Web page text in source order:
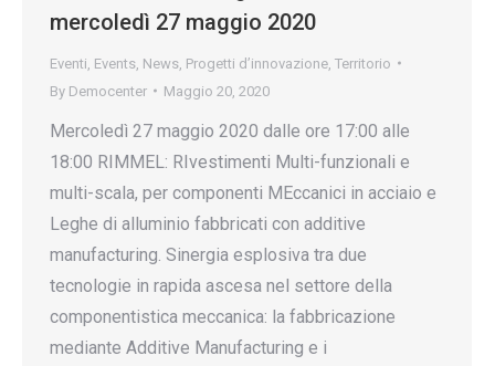
mercoledì 27 maggio 2020
Eventi Events News Progetti d’innovazione Territorio
By Democenter Maggio 20, 2020
Mercoledì 27 maggio 2020 dalle ore 17:00 alle
18:00 RIMMEL: RIvestimenti Multi-funzionali e
multi-scala, per componenti MEccanici in acciaio e
Leghe di alluminio fabbricati con additive
manufacturing. Sinergia esplosiva tra due
tecnologie in rapida ascesa nel settore della
componentistica meccanica: la fabbricazione
mediante Additive Manufacturing e i